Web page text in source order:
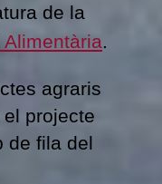
de la
agraris
projecte
de fila del